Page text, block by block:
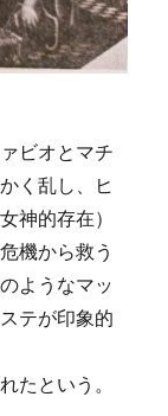
ビオとマチ
く乱し、ヒ
神的存在）
機から救う
ようなマッ
テが印象的
たという。